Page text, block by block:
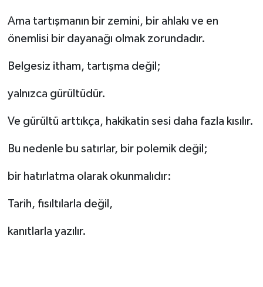
Ama tartışmanın bir zemini, bir ahlakı ve en
önemlisi bir dayanağı olmak zorundadır.
Belgesiz itham, tartışma değil;
yalnızca gürültüdür.
Ve gürültü arttıkça, hakikatin sesi daha fazla kısılır.
Bu nedenle bu satırlar, bir polemik değil;
bir hatırlatma olarak okunmalıdır:
Tarih, fısıltılarla değil,
kanıtlarla yazılır.